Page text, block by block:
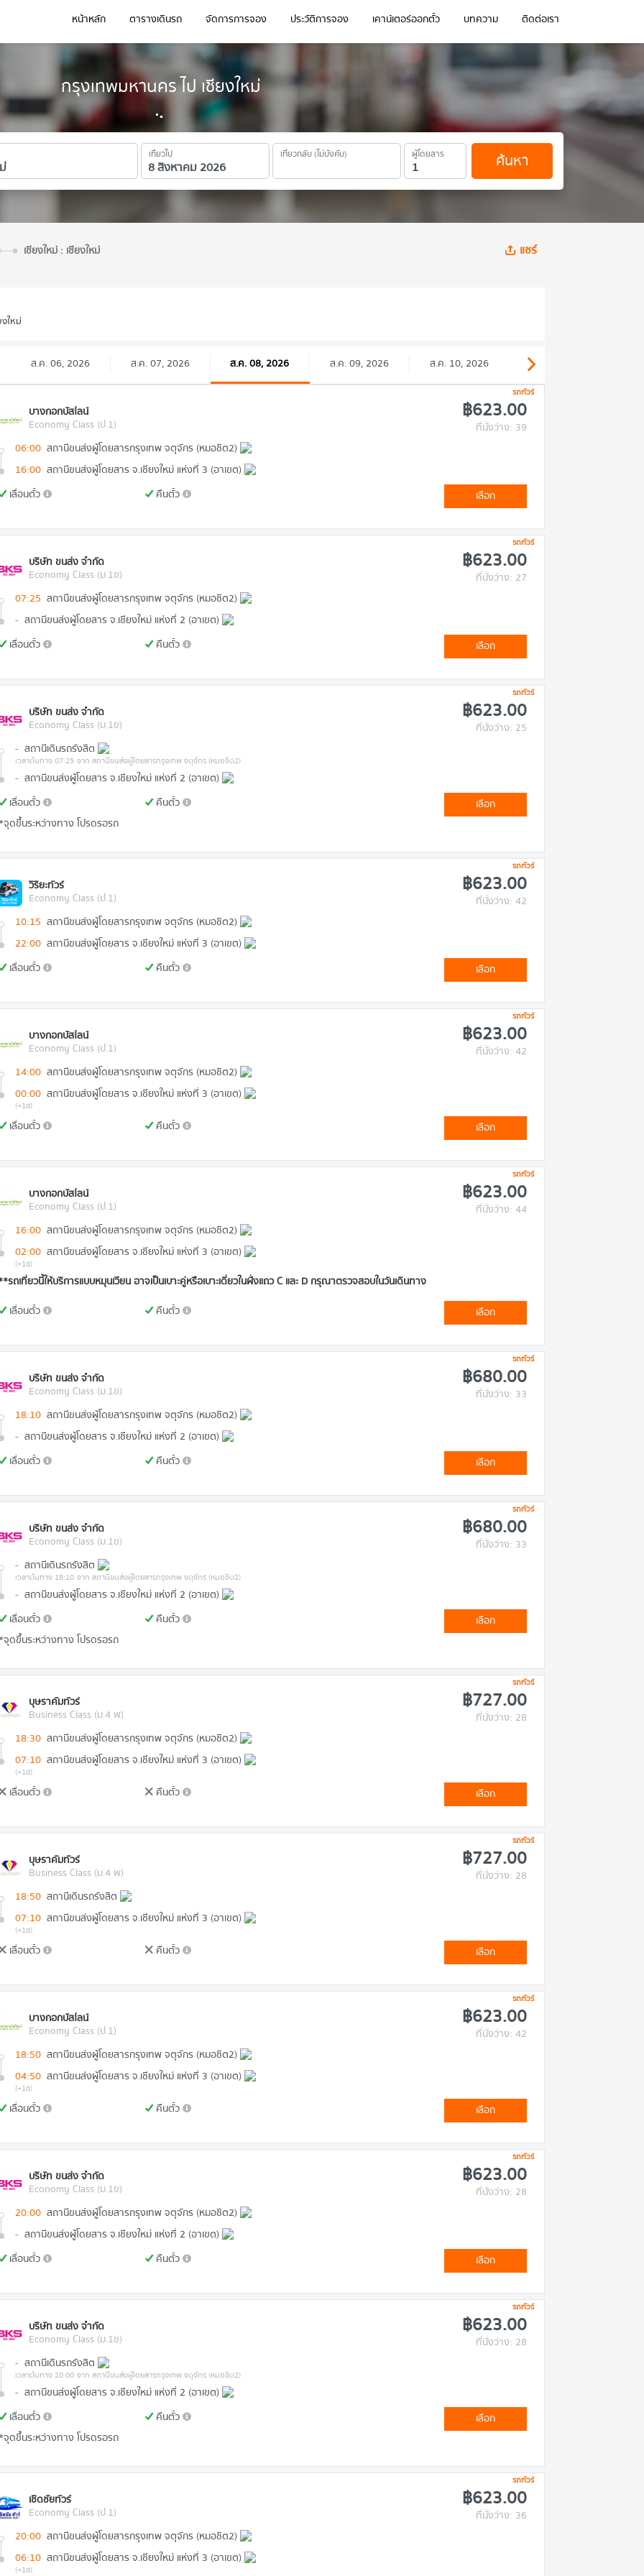
กรุงเทพมหานคร ไป เชียงใหม่
เที่ยวไป เที่ยวกลับ (ไม่บังคับ) ผู้โดยสาร ค้นหา
หน้าหลัก ตารางเดินรถ จัดการการจอง ประวัติการจอง เคาน์เตอร์ออกตั๋ว บทความ ติดต่อเรา
เชียงใหม่ : เชียงใหม่ แชร์
งใหม่
ส.ค. 06, 2026 ส.ค. 07, 2026 ส.ค. 08, 2026 ส.ค. 09, 2026 ส.ค. 10, 2026
รถทัวร์
บางกอกบัสไลน์
Economy Class (ป.1)
฿623.00
ที่นั่งว่าง: 39
06:00 สถานีขนส่งผู้โดยสารกรุงเทพ จตุจักร (หมอชิต2)
16:00 สถานีขนส่งผู้โดยสาร จ.เชียงใหม่ แห่งที่ 3 (อาเขต)
เลื่อนตั๋ว
คืนตั๋ว เลือก
รถทัวร์
บริษัท ขนส่ง จำกัด
Economy Class (ม.1ข)
฿623.00
ที่นั่งว่าง: 27
07:25 สถานีขนส่งผู้โดยสารกรุงเทพ จตุจักร (หมอชิต2)
- สถานีขนส่งผู้โดยสาร จ.เชียงใหม่ แห่งที่ 2 (อาเขต)
เลื่อนตั๋ว
คืนตั๋ว เลือก
รถทัวร์
บริษัท ขนส่ง จำกัด
Economy Class (ม.1ข)
฿623.00
ที่นั่งว่าง: 25
- สถานีเดินรถรังสิต
เวลาต้นทาง 07:25 จาก สถานีขนส่งผู้โดยสารกรุงเทพ จตุจักร (หมอชิต2)
- สถานีขนส่งผู้โดยสาร จ.เชียงใหม่ แห่งที่ 2 (อาเขต)
เลื่อนตั๋ว
คืนตั๋ว
ดขึ้นระหว่างทาง โปรดรอรถ
เลือก
รถทัวร์
วิริยะทัวร์
Economy Class (ป.1)
฿623.00
ที่นั่งว่าง: 42
10:15 สถานีขนส่งผู้โดยสารกรุงเทพ จตุจักร (หมอชิต2)
22:00 สถานีขนส่งผู้โดยสาร จ.เชียงใหม่ แห่งที่ 3 (อาเขต)
เลื่อนตั๋ว
คืนตั๋ว เลือก
รถทัวร์
บางกอกบัสไลน์
Economy Class (ป.1)
฿623.00
ที่นั่งว่าง: 42
14:00 สถานีขนส่งผู้โดยสารกรุงเทพ จตุจักร (หมอชิต2)
00:00 สถานีขนส่งผู้โดยสาร จ.เชียงใหม่ แห่งที่ 3 (อาเขต)
(+1d)
เลื่อนตั๋ว คืนตั๋ว เลือก
รถทัวร์
บางกอกบัสไลน์
Economy Class (ป.1)
฿623.00
ที่นั่งว่าง: 44
16:00 สถานีขนส่งผู้โดยสารกรุงเทพ จตุจักร (หมอชิต2)
02:00 สถานีขนส่งผู้โดยสาร จ.เชียงใหม่ แห่งที่ 3 (อาเขต)
(+1d)
รถเที่ยวนี้ให้บริการแบบหมุนเวียน อาจเป็นเบาะคู่หรือเบาะเดี่ยวในฝั่งแถว C และ D กรุณาตรวจสอบในวันเดินทาง
เลื่อนตั๋ว
คืนตั๋ว เลือก
รถทัวร์
บริษัท ขนส่ง จำกัด
Economy Class (ม.1ข)
฿680.00
ที่นั่งว่าง: 33
18:10 สถานีขนส่งผู้โดยสารกรุงเทพ จตุจักร (หมอชิต2)
- สถานีขนส่งผู้โดยสาร จ.เชียงใหม่ แห่งที่ 2 (อาเขต)
เลื่อนตั๋ว
คืนตั๋ว เลือก
รถทัวร์
บริษัท ขนส่ง จำกัด
Economy Class (ม.1ข)
฿680.00
ที่นั่งว่าง: 33
- สถานีเดินรถรังสิต
เวลาต้นทาง 18:10 จาก สถานีขนส่งผู้โดยสารกรุงเทพ จตุจักร (หมอชิต2)
- สถานีขนส่งผู้โดยสาร จ.เชียงใหม่ แห่งที่ 2 (อาเขต)
เลื่อนตั๋ว
คืนตั๋ว
ดขึ้นระหว่างทาง โปรดรอรถ
เลือก
รถทัวร์
บุษราคัมทัวร์
Business Class (ม.4 พ)
฿727.00
ที่นั่งว่าง: 28
18:30 สถานีขนส่งผู้โดยสารกรุงเทพ จตุจักร (หมอชิต2)
07:10 สถานีขนส่งผู้โดยสาร จ.เชียงใหม่ แห่งที่ 3 (อาเขต)
(+1d)
เลื่อนตั๋ว คืนตั๋ว เลือก
รถทัวร์
บุษราคัมทัวร์
Business Class (ม.4 พ)
฿727.00
ที่นั่งว่าง: 28
18:50 สถานีเดินรถรังสิต
07:10 สถานีขนส่งผู้โดยสาร จ.เชียงใหม่ แห่งที่ 3 (อาเขต)
(+1d)
เลื่อนตั๋ว คืนตั๋ว เลือก
รถทัวร์
บางกอกบัสไลน์
Economy Class (ป.1)
฿623.00
ที่นั่งว่าง: 42
18:50 สถานีขนส่งผู้โดยสารกรุงเทพ จตุจักร (หมอชิต2)
04:50 สถานีขนส่งผู้โดยสาร จ.เชียงใหม่ แห่งที่ 3 (อาเขต)
(+1d)
เลื่อนตั๋ว คืนตั๋ว เลือก
รถทัวร์
บริษัท ขนส่ง จำกัด
Economy Class (ม.1ข)
฿623.00
ที่นั่งว่าง: 28
20:00 สถานีขนส่งผู้โดยสารกรุงเทพ จตุจักร (หมอชิต2)
- สถานีขนส่งผู้โดยสาร จ.เชียงใหม่ แห่งที่ 2 (อาเขต)
เลื่อนตั๋ว
คืนตั๋ว เลือก
รถทัวร์
บริษัท ขนส่ง จำกัด
Economy Class (ม.1ข)
฿623.00
ที่นั่งว่าง: 28
- สถานีเดินรถรังสิต
เวลาต้นทาง 20:00 จาก สถานีขนส่งผู้โดยสารกรุงเทพ จตุจักร (หมอชิต2)
- สถานีขนส่งผู้โดยสาร จ.เชียงใหม่ แห่งที่ 2 (อาเขต)
เลื่อนตั๋ว
คืนตั๋ว
ดขึ้นระหว่างทาง โปรดรอรถ
เลือก
รถทัวร์
เชิดชัยทัวร์
Economy Class (ป.1)
฿623.00
ที่นั่งว่าง: 36
20:00 สถานีขนส่งผู้โดยสารกรุงเทพ จตุจักร (หมอชิต2)
06:10 สถานีขนส่งผู้โดยสาร จ.เชียงใหม่ แห่งที่ 3 (อาเขต)
(+1d)